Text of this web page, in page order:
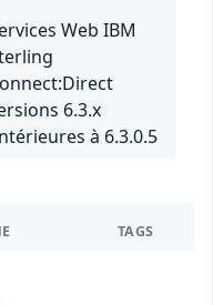
Web IBM
6.3.x
à 6.3.0.5
TAGS